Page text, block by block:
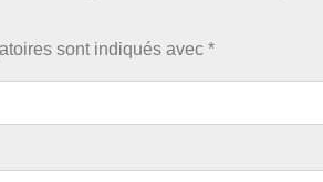
sont indiqués avec *